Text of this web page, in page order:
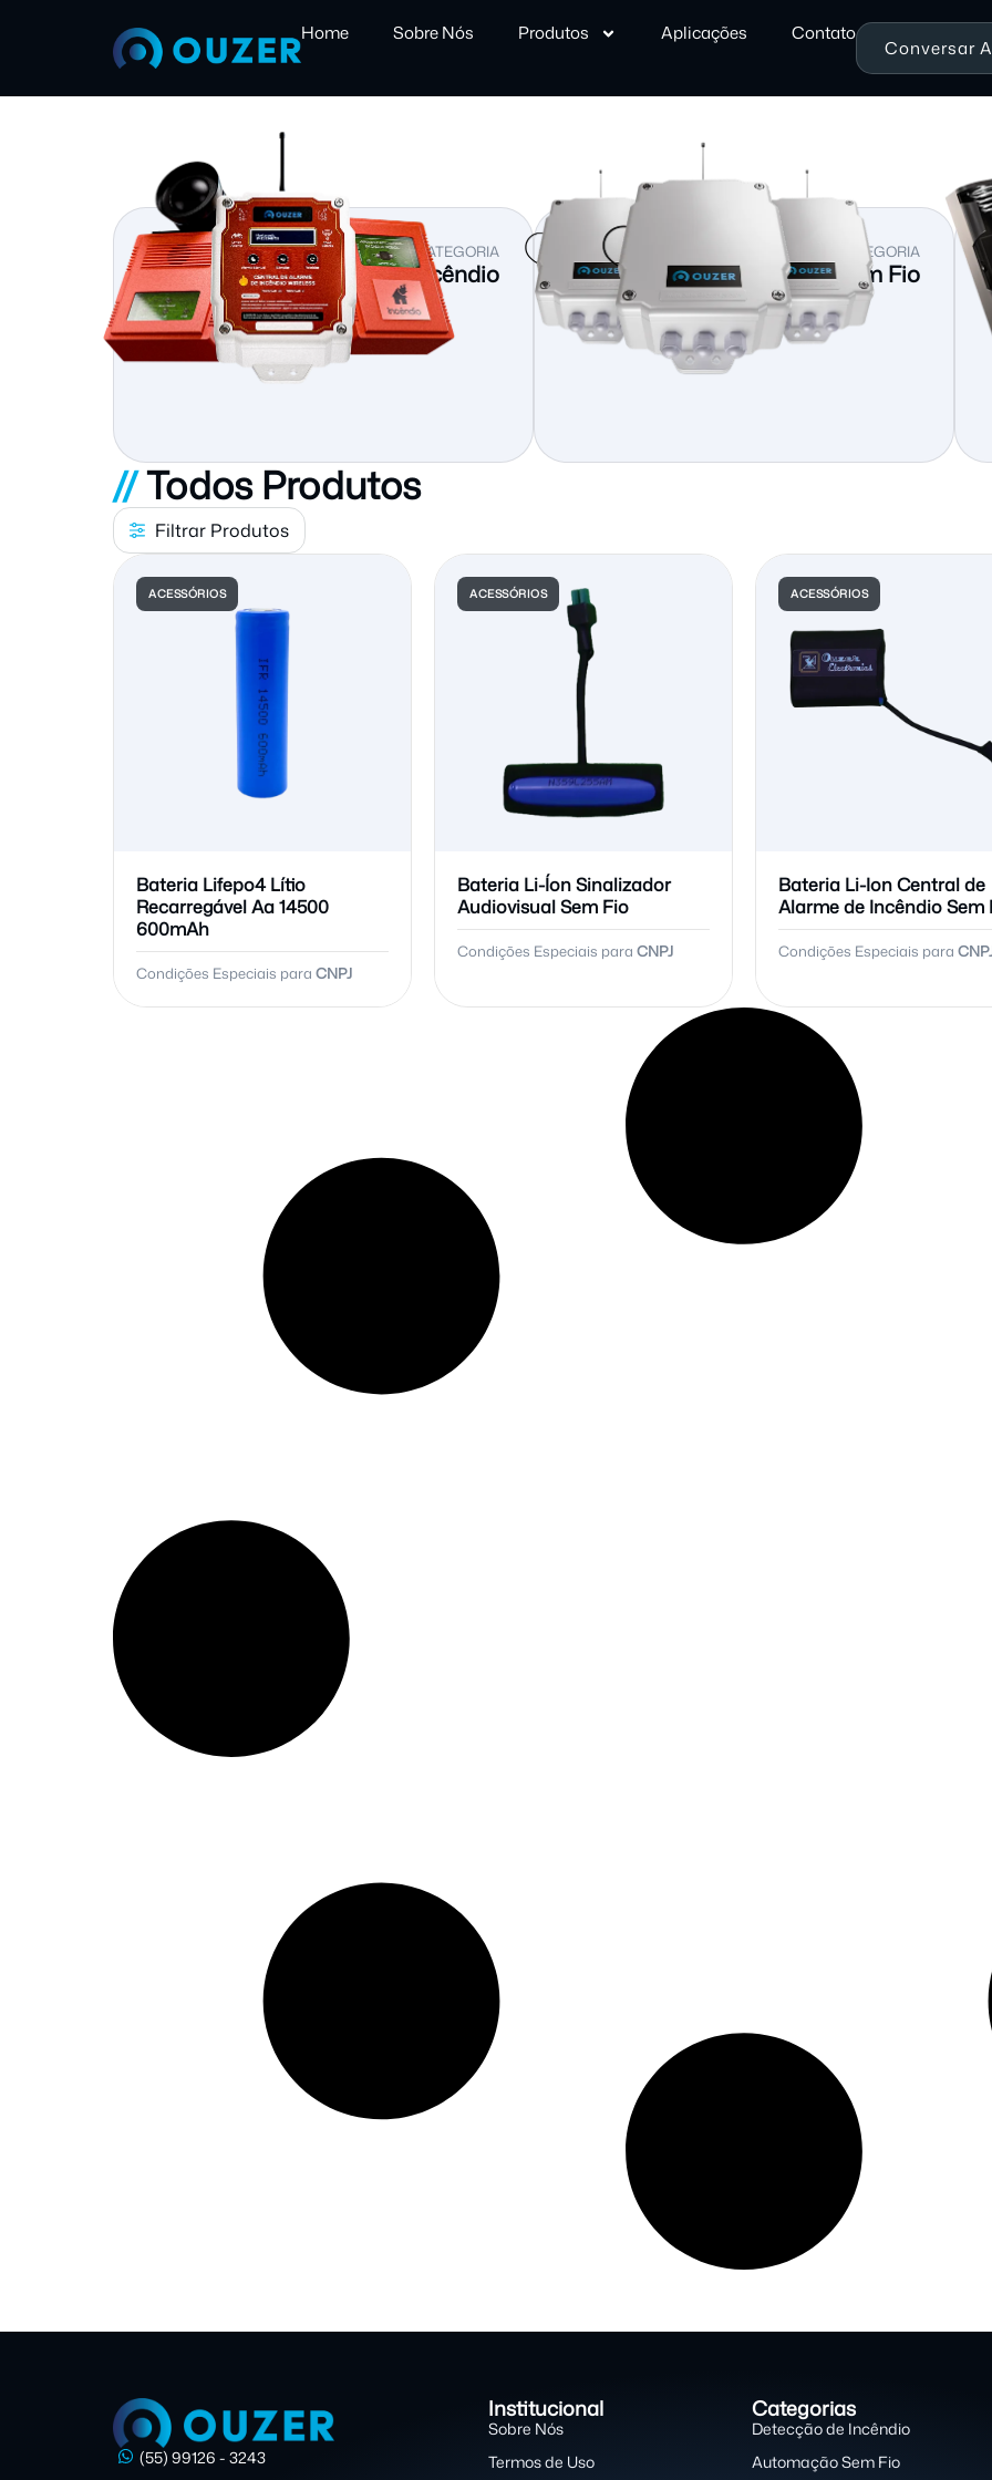
Home Sobre Nós Produtos Aplicações Contato
Conversar
VER CATEGORIA
Detecção de Incêndio
VER CATEGORIA
Automação Sem Fio
//Todos Produtos
Filtrar Produtos
ACESSÓRIOS
Bateria Lifepo4 Lítio
Recarregável Aa 14500
600mAh
Condições Especiais para CNPJ
ACESSÓRIOS
Bateria Li-Íon Sinalizador
Audiovisual Sem Fio
Condições Especiais para CNPJ
ACESSÓRIOS
Bateria Li-Ion Central de
Alarme de Incêndio Sem
Condições Especiais para
(55) 99126 - 3243
Institucional
Sobre Nós
Termos de Uso
Categorias
Detecção de Incêndio
Automação Sem Fio